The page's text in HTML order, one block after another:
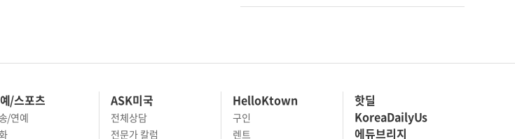
/스포츠
/연예
ASK미국
전체상담
전문가 칼럼
HelloKtown
구인
렌트
핫딜
KoreaDailyUs
에듀브리지